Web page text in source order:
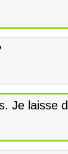
Je laisse